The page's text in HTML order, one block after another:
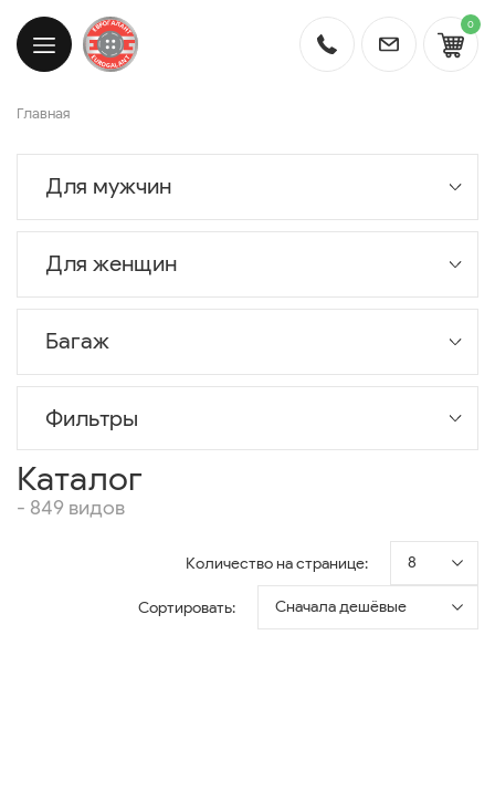
0
Главная
Для мужчин
Для женщин
Багаж
Фильтры
Каталог
- 849 видов
Количество на странице: 8
Сортировать: Сначала дешёвые